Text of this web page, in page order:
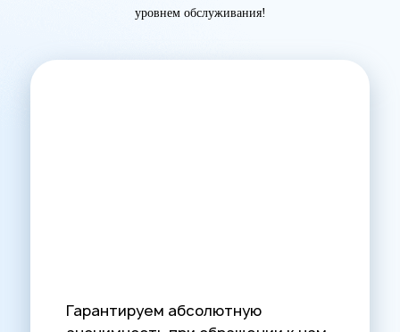
уровнем обслуживания!
Гарантируем абсолютную